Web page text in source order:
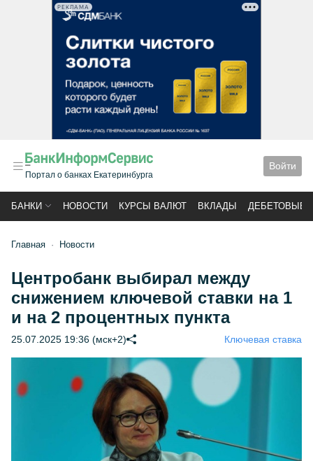
РЕКЛАМА
Портал о банках Екатеринбурга
Войти
БАНКИ НОВОСТИ КУРСЫ ВАЛЮТ ВКЛАДЫ ДЕБЕТОВЫЕ
Главная Новости
Центробанк выбирал между
снижением ключевой ставки на 1
и на 2 процентных пункта
25.07.2025 19:36 (мск+2) Ключевая ставка